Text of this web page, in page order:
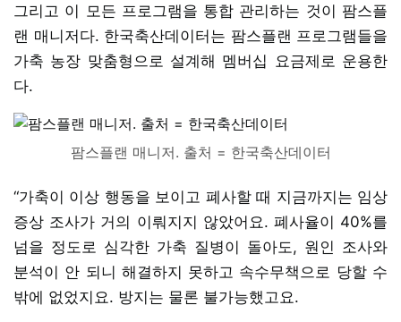
그리고 이 모든 프로그램을 통합 관리하는 것이 팜스플
랜 매니저다. 한국축산데이터는 팜스플랜 프로그램들을
가축 농장 맞춤형으로 설계해 멤버십 요금제로 운용한
다.
팜스플랜 매니저. 출처 = 한국축산데이터
“가축이 이상 행동을 보이고 폐사할 때 지금까지는 임상
증상 조사가 거의 이뤄지지 않았어요. 폐사율이 40%를
넘을 정도로 심각한 가축 질병이 돌아도, 원인 조사와
분석이 안 되니 해결하지 못하고 속수무책으로 당할 수
밖에 없었지요. 방지는 물론 불가능했고요.